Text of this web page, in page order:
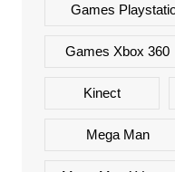
Games
Games Xbox 360
Kinect
Mega Man